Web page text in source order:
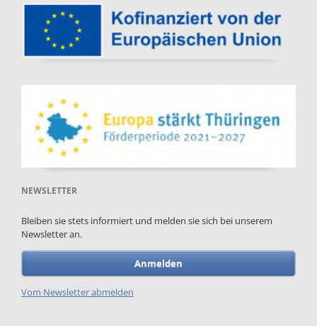
NEWSLETTER
Bleiben sie stets informiert und melden sie sich bei unserem
Newsletter an.
Anmelden
Vom Newsletter abmelden